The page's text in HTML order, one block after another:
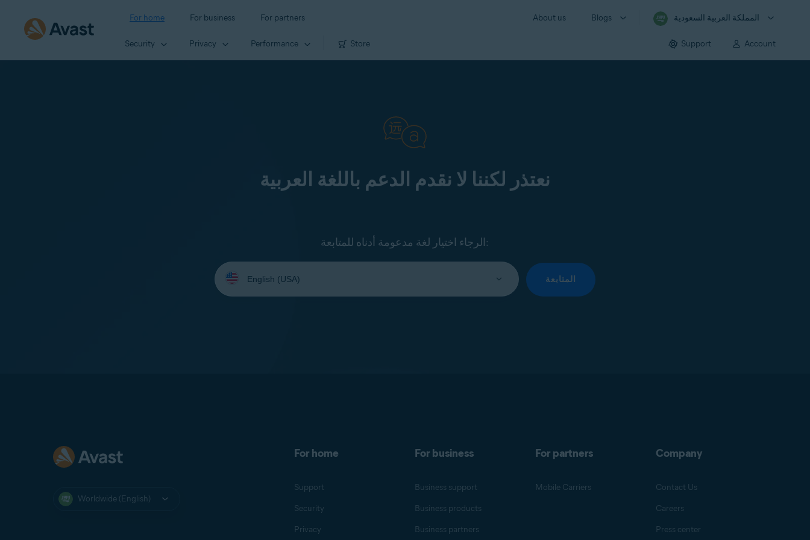
For home For business For partners About us Blogs المملكة العربية السعودية
Security Privacy Performance Store Support Account
نعتذر لكننا لا نقدم الدعم باللغة العربية
الرجاء اختيار لغة مدعومة أدناه للمتابعة:
Select
your
language:
المتابعة
Worldwide (English)
For home
Support
Security
Privacy
For business
Business support
Business products
Business partners
For partners
Mobile Carriers
Company
Contact Us
Careers
Press center